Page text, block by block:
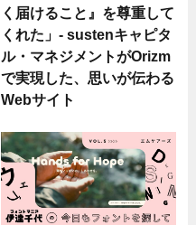
く届けること』を尊重して
くれた」- sustenキャピタ
ル・マネジメントがOrizm
で実現した、思いが伝わる
Webサイト